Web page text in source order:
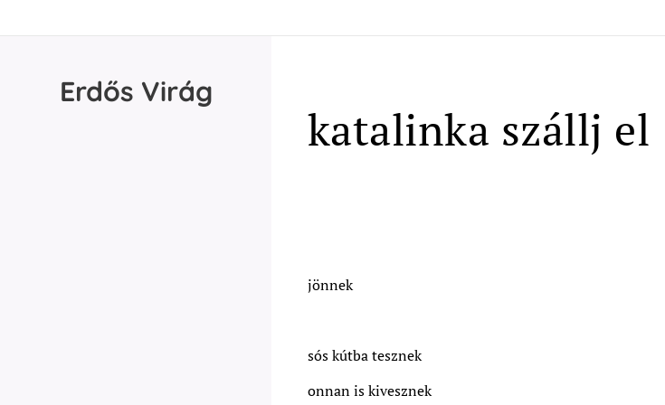
Erdős Virág
katalinka szállj el
jönnek
sós kútba tesznek
onnan is kivesznek